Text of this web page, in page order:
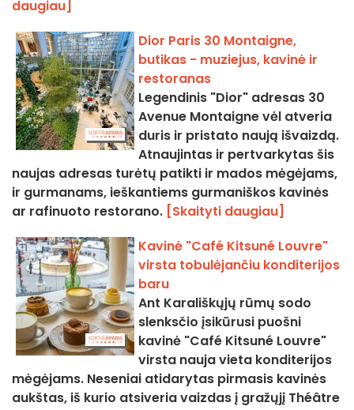
daugiau]
Dior Paris 30 Montaigne,
butikas - muziejus, kavinė ir
restoranas
Legendinis "Dior" adresas 30
Avenue Montaigne vėl atveria
duris ir pristato naują išvaizdą.
Atnaujintas ir pertvarkytas šis
naujas adresas turėtų patikti ir mados mėgėjams,
ir gurmanams, ieškantiems gurmaniškos kavinės
ar rafinuoto restorano. [Skaityti daugiau]
Kavinė "Café Kitsuné Louvre"
virsta tobulėjančiu konditerijos
baru
Ant Karališkųjų rūmų sodo
slenksčio įsikūrusi puošni
kavinė "Café Kitsuné Louvre"
virsta nauja vieta konditerijos
mėgėjams. Neseniai atidarytas pirmasis kavinės
aukštas, iš kurio atsiveria vaizdas į gražųjį Théâtre